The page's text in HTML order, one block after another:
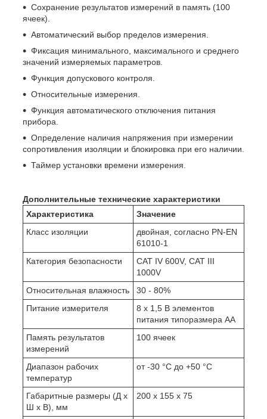
Сохранение результатов измерений в память (100
ячеек).
Автоматический выбор пределов измерения.
Фиксация минимального, максимального и среднего
значений измеряемых параметров.
Функция допускового контроля.
Относительные измерения.
Функция автоматического отключения питания
прибора.
Определение наличия напряжения при измерении
сопротивления изоляции и блокировка при его наличии.
Таймер установки времени измерения.
Дополнительные технические характеристики
Характеристика
Значение
Класс изоляции
двойная, согласно PN-EN
61010-1
Категория безопасности
CAT IV 600V, CAT III
1000V
Относительная влажность
30 - 80%
Питание измерителя
8 х 1,5 В элементов
питания типоразмера АА
Память результатов
измерений
100 ячеек
Диапазон рабочих
температур
от -30 °С до +50 °С
Габаритные размеры (Д х
Ш х В), мм
200 х 155 х 75